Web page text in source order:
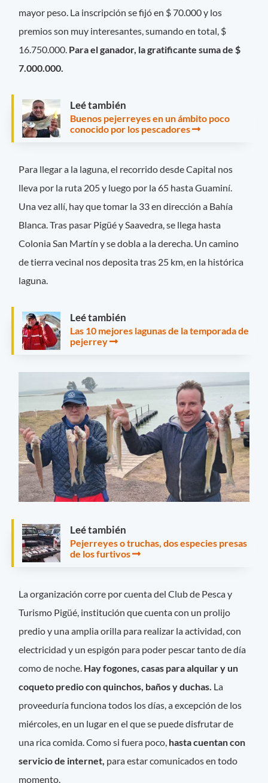
mayor peso. La inscripción se fijó en $ 70.000 y los
premios son muy interesantes, sumando en total, $
16.750.000. Para el ganador, la gratificante suma de $
7.000.000.
Leé también
Buenos pejerreyes en un ámbito poco
conocido por los pescadores
Para llegar a la laguna, el recorrido desde Capital nos
lleva por la ruta 205 y luego por la 65 hasta Guaminí.
Una vez allí, hay que tomar la 33 en dirección a Bahía
Blanca. Tras pasar Pigüé y Saavedra, se llega hasta
Colonia San Martín y se dobla a la derecha. Un camino
de tierra vecinal nos deposita tras 25 km, en la histórica
laguna.
Leé también
Las 10 mejores lagunas de la temporada de
pejerrey
Leé también
Pejerreyes o truchas, dos especies presas
de los furtivos
La organización corre por cuenta del Club de Pesca y
Turismo Pigüé, institución que cuenta con un prolijo
predio y una amplia orilla para realizar la actividad, con
electricidad y un espigón para poder pescar tanto de día
como de noche. Hay fogones, casas para alquilar y un
coqueto predio con quinchos, baños y duchas. La
proveeduría funciona todos los días, a excepción de los
miércoles, en un lugar en el que se puede disfrutar de
una rica comida. Como si fuera poco, hasta cuentan con
servicio de internet, para estar comunicados en todo
momento.